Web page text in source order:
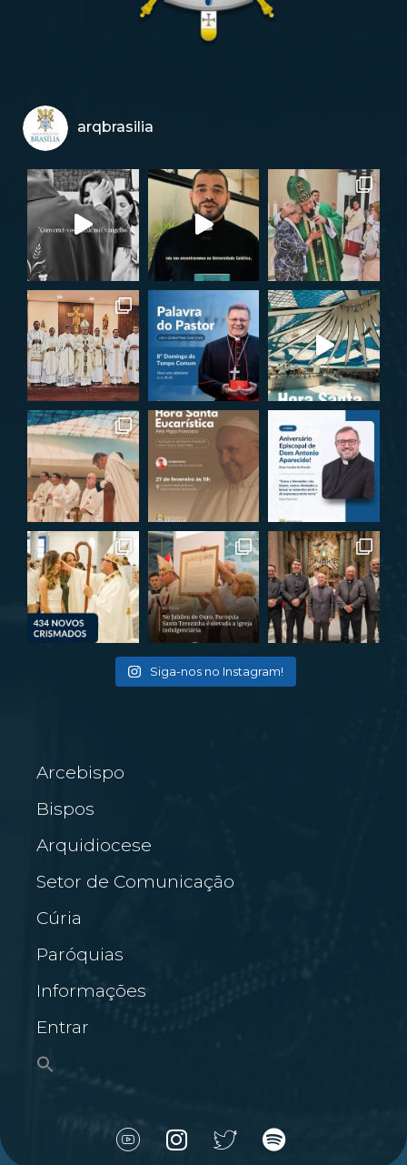
arqbrasilia
Siga-nos no Instagram!
Arcebispo
Bispos
Arquidiocese
Setor de Comunicação
Cúria
Paróquias
Informações
Entrar